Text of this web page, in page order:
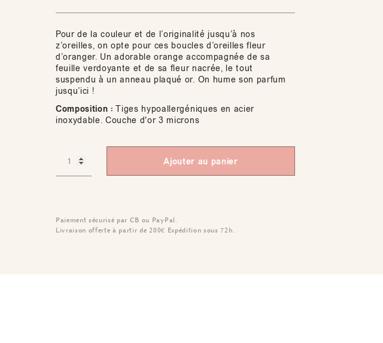
Pour de la couleur et de l’originalité jusqu’à nos
z’oreilles, on opte pour ces boucles d’oreilles fleur
d’oranger. Un adorable orange accompagnée de sa
feuille verdoyante et de sa fleur nacrée, le tout
suspendu à un anneau plaqué or. On hume son parfum
jusqu’ici !
Composition : Tiges hypoallergéniques en acier
inoxydable. Couche d'or 3 microns
Ajouter au panier
Paiement sécurisé par CB ou PayPal.
Livraison offerte à partir de 200€ Expédition sous 72h.